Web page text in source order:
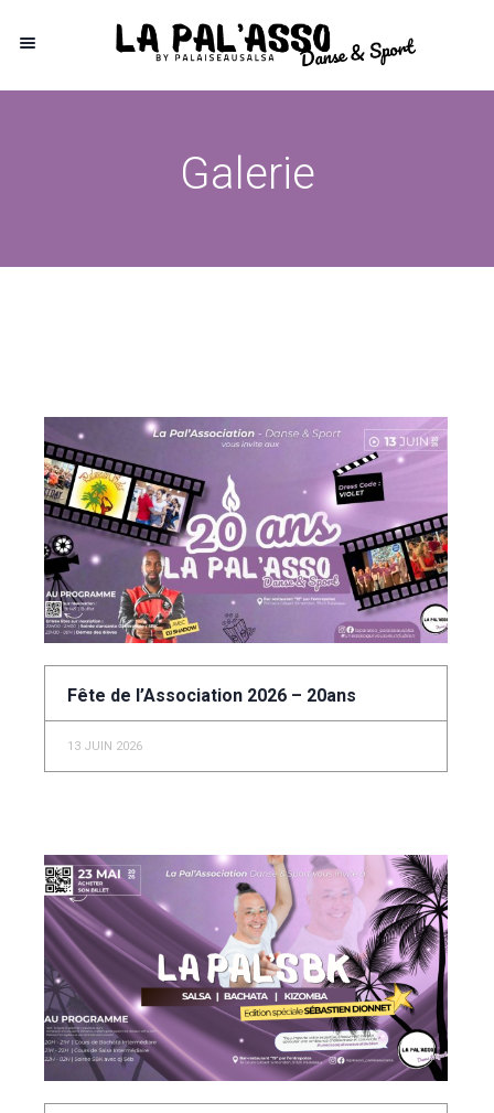
Galerie
Fête de l’Association 2026 – 20ans
13 JUIN 2026